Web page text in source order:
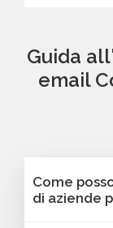
Guida
email
Come
di aziende